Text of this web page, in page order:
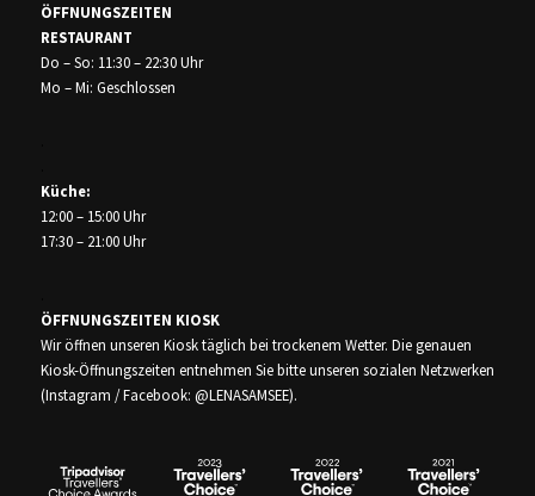
ÖFFNUNGSZEITEN
RESTAURANT
Do – So: 11:30 – 22:30 Uhr
Mo – Mi: Geschlossen
Küche:
12:00 – 15:00 Uhr
17:30 – 21:00 Uhr
ÖFFNUNGSZEITEN KIOSK
Wir öffnen unseren Kiosk täglich bei trockenem Wetter. Die genauen
Kiosk-Öffnungszeiten entnehmen Sie bitte unseren sozialen Netzwerken
(Instagram / Facebook: @LENASAMSEE).